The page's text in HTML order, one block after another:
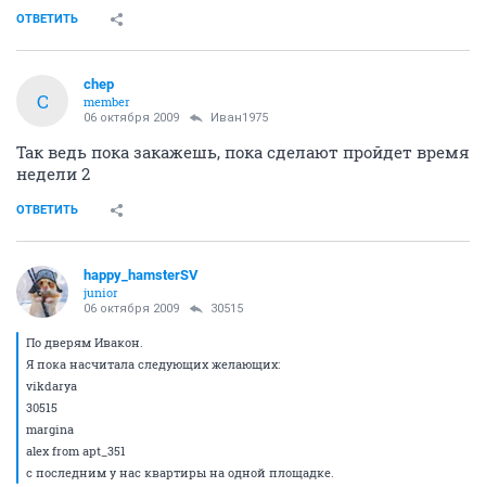
ОТВЕТИТЬ
C
chep
member
06 октября 2009 Иван1975
Так ведь пока закажешь, пока сделают пройдет время
недели 2
ОТВЕТИТЬ
happy_hamsterSV
junior
06 октября 2009 30515
По дверям Ивакон.
Я пока насчитала следующих желающих:
vikdarya
30515
margina
alex from apt_351
с последним у нас квартиры на одной площадке.